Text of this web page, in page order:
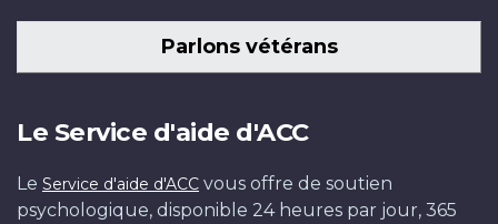
Parlons vétérans
Le Service d'aide d'ACC
Le Service d'aide d'ACC vous offre de soutien
psychologique, disponible 24 heures par jour, 365